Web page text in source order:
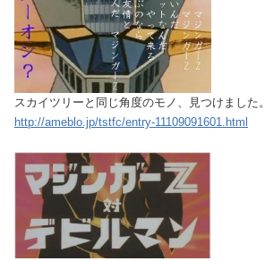
スカイツリーと同じ角度のモノ、見つけました。
http://ameblo.jp/tstfc/entry-11109091601.html